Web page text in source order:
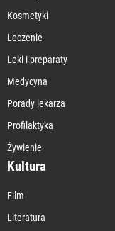
Kosmetyki
Leczenie
Leki i preparaty
Medycyna
Porady lekarza
Profilaktyka
Żywienie
Kultura
Film
Literatura